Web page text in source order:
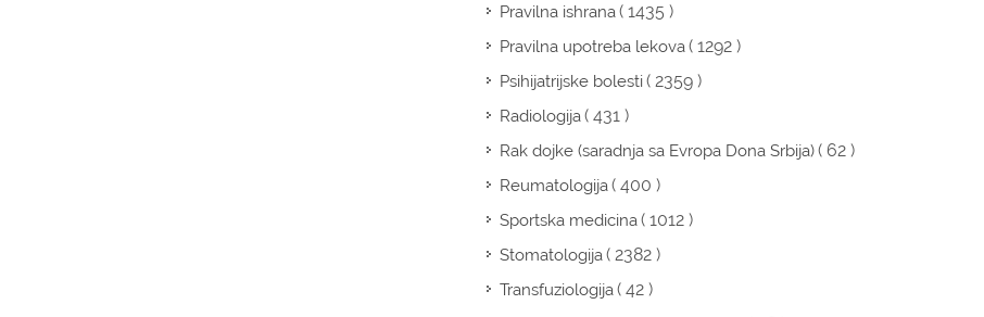
Pravilna ishrana( 1435 )
Pravilna upotreba lekova( 1292 )
Psihijatrijske bolesti( 2359 )
Radiologija( 431 )
Rak dojke (saradnja sa Evropa Dona Srbija)( 62 )
Reumatologija( 400 )
Sportska medicina( 1012 )
Stomatologija( 2382 )
Transfuziologija( 42 )